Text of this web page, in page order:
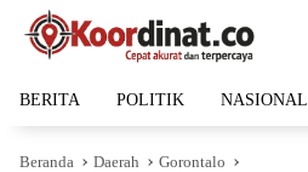
Langsung
BERITA POLITIK NASIONAL
Beranda Daerah Gorontalo